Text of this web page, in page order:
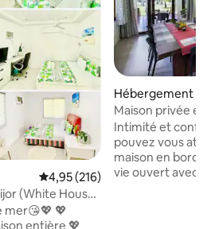
Évaluation moyenne sur la
4,95 (216)
(White House
mer😘💖 💖
entière 💖
Hébergement ⋅
na
Maison privée en
Emplacement
Intimité et
pouvez vous
maison en bord
vie ouvert avec